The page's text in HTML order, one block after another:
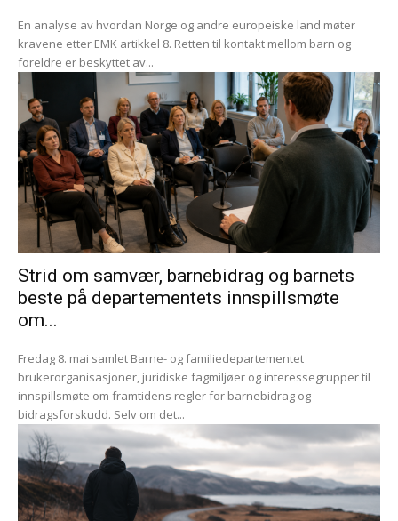
En analyse av hvordan Norge og andre europeiske land møter
kravene etter EMK artikkel 8. Retten til kontakt mellom barn og
foreldre er beskyttet av...
Strid om samvær, barnebidrag og barnets
beste på departementets innspillsmøte
om...
Fredag 8. mai samlet Barne- og familiedepartementet
brukerorganisasjoner, juridiske fagmiljøer og interessegrupper til
innspillsmøte om framtidens regler for barnebidrag og
bidragsforskudd. Selv om det...